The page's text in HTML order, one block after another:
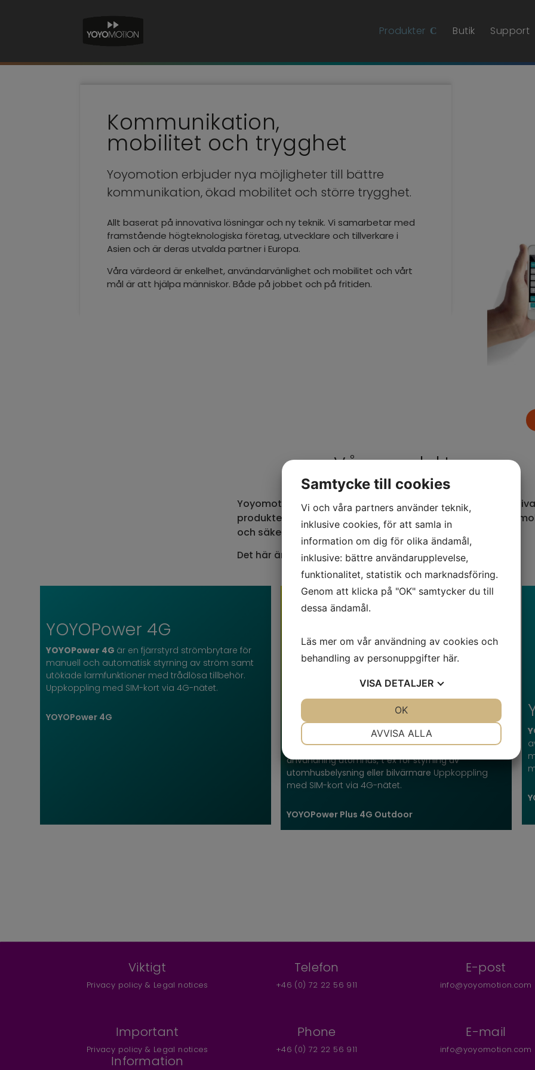
Produkter Butik Support
Kommunikation,
mobilitet och trygghet
Yoyomotion erbjuder nya möjligheter till bättre
kommunikation, ökad mobilitet och större trygghet.
Allt baserat på innovativa lösningar och ny teknik. Vi samarbetar med
framstående högteknologiska företag, utvecklare och tillverkare i
Asien och är deras utvalda partner i Europa.
Våra värdeord är enkelhet, användarvänlighet och mobilitet och vårt
mål är att hjälpa människor. Både på jobbet och på fritiden.
Våra produkter
Yoyomotion utvecklar, importerar och distribuerar innovativa
produkter och lösningar inom områdena kommunikation,
och säkerhet.
Det här är våra mest populära produkter just nu:
YOYOPower 4G
YOYOPower 4G är en fjärrstyrd strömbrytare för
manuell och automatisk styrning av ström samt
utökade larmfunktioner med trådlösa tillbehör.
Uppkoppling med SIM-kort via 4G-nätet.
YOYOPower 4G YOYOPower Plus 4G
Outdoor
YOYOPowerPlus4G är en ny modell för
användning utomhus, t ex för styrning av
utomhusbelysning eller bilvärmare Uppkoppling
med SIM-kort via 4G-nätet.
YOYOPower Plus 4G Outdoor
Viktigt
Privacy policy & Legal notices
Important
Privacy policy & Legal notices
Telefon
+46 (0) 72 22 56 911
Phone
+46 (0) 72 22 56 911
E-post
info@yoyomotion.com
E-mail
info@yoyomotion.com
Information
Samtycke till cookies
Vi och våra partners använder teknik,
inklusive cookies, för att samla in
information om dig för olika ändamål,
inklusive: bättre användarupplevelse,
funktionalitet, statistik och marknadsföring.
Genom att klicka på "OK" samtycker du till
dessa ändamål.
Läs mer om vår användning av cookies och
behandling av personuppgifter här.
VISA DETALJER
MARKNADSFÖRING STATISTIK
AVVISA ALLA
OK